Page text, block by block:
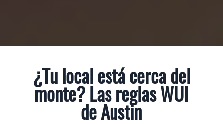
¿Tu local está cerca del
monte? Las reglas WUI
de Austin